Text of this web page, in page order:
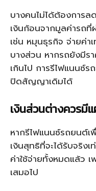
บางคนไม่ได้ต้องการ
เงินก้อนจากมูลค่ารถที่
เช่น หมุนธุรกิจ จ่ายค่
บางส่วน หากรถยังมีร
เกินไป การรีไฟแนนซ์
ปิดสัญญาเดิมได้
เงินส่วนต่างควรมี
หากรีไฟแนนซ์รถยนต์เ
เงินสุทธิที่จะได้รับจริง
ค่าใช้จ่ายทั้งหมดแล้ว เ
เสมอไป